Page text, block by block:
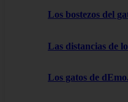
Los bostezos del
Las distancias de
Los gatos de dEmo.